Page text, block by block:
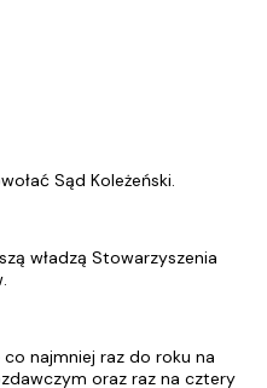
Sąd Koleżeński.
władzą Stowarzyszenia
co najmniej raz do roku na
oraz raz na cztery